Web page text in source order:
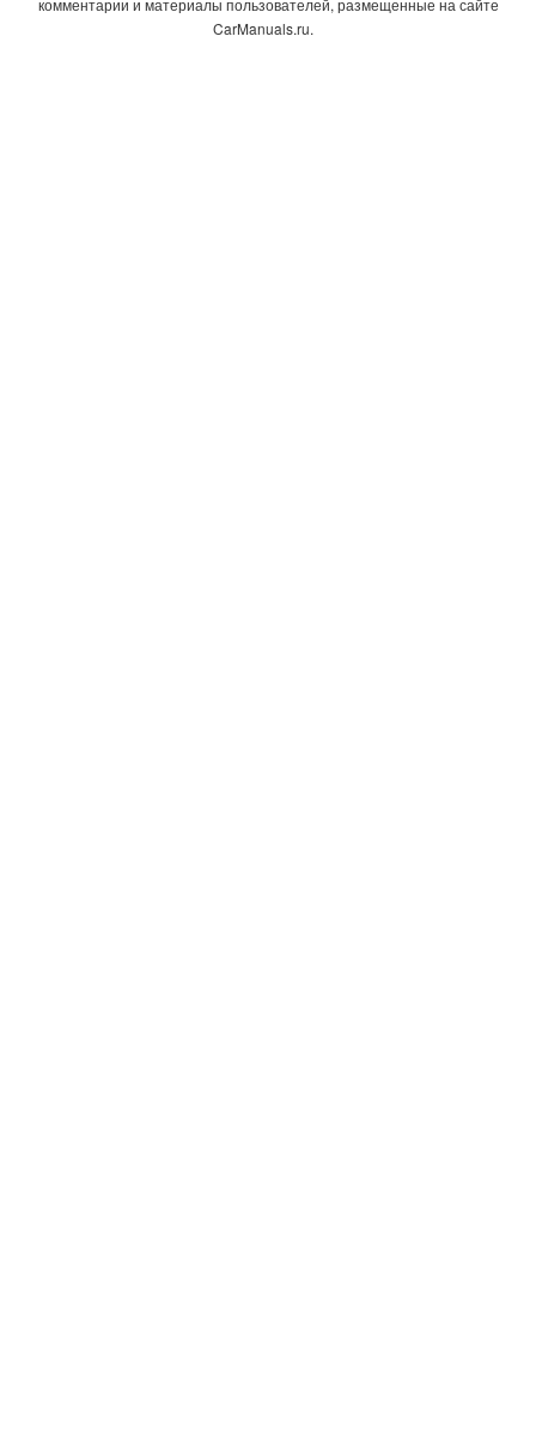
комментарии и материалы пользователей, размещенные на сайте
CarManuals.ru.